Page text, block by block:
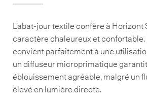
L’abat-jour textile confère à Horizont
caractère chaleureux et confortable.
convient parfaitement à une
un diffuseur microprimatique
éblouissement agréable, malgré un
élevé en lumière directe.